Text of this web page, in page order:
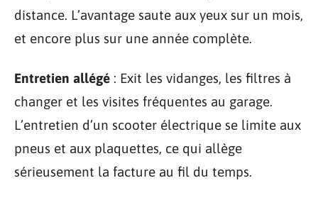
distance. L’avantage saute aux yeux sur un mois,
et encore plus sur une année complète.
Entretien allégé : Exit les vidanges, les filtres à
changer et les visites fréquentes au garage.
L’entretien d’un scooter électrique se limite aux
pneus et aux plaquettes, ce qui allège
sérieusement la facture au fil du temps.